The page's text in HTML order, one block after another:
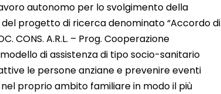
autonomo per lo svolgimento della
progetto di ricerca denominato “Accordo di
CONS. A.R.L. – Prog. Cooperazione
di assistenza di tipo socio-sanitario
le persone anziane e prevenire eventi
proprio ambito familiare in modo il più